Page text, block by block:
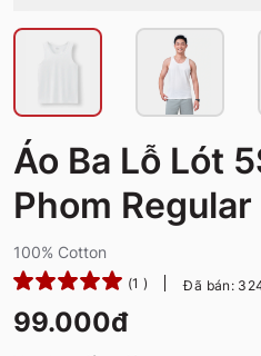
Áo Ba Lỗ Lót
Phom
100% Cotton
(1 ) Đã bán:
99.000đ